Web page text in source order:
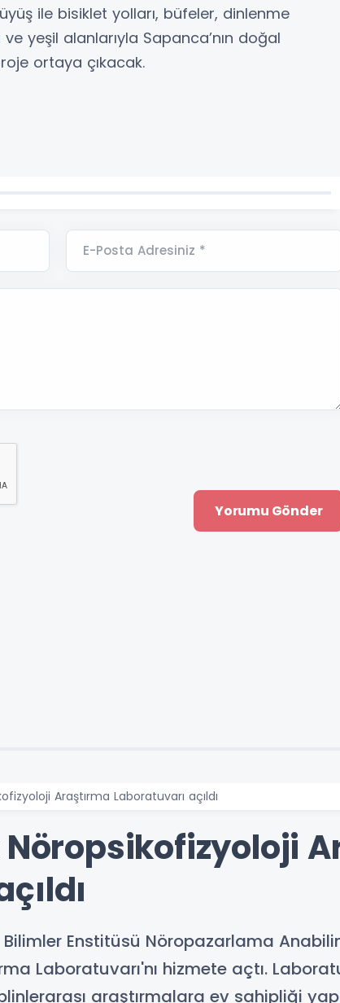
ile bisiklet yolları, büfeler, dinlenme
yeşil alanlarıyla Sapanca’nın doğal
ortaya çıkacak.
E-Posta Adresiniz *
Araştırma Laboratuvarı açıldı
Enstitüsü Nöropazarlama
Laboratuvarı'nı hizmete açtı.
araştırmalara ev sahipliği